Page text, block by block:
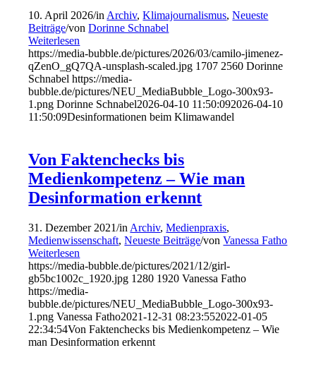
10. April 2026/in Archiv,Klimajournalismus,Neueste
Beiträge/vonDorinne Schnabel
Weiterlesen
https://media-bubble.de/pictures/2026/03/camilo-jimenez-
qZenO_gQ7QA-unsplash-scaled.jpg 1707 2560 Dorinne
Schnabel https://media-
bubble.de/pictures/NEU_MediaBubble_Logo-300x93-
1.png Dorinne Schnabel2026-04-10 11:50:092026-04-10
11:50:09Desinformationen beim Klimawandel
Von Faktenchecks bis
Medienkompetenz – Wie man
Desinformation erkennt
31. Dezember 2021/in Archiv,Medienpraxis,
Medienwissenschaft,Neueste Beiträge/vonVanessa Fatho
Weiterlesen
https://media-bubble.de/pictures/2021/12/girl-
gb5bc1002c_1920.jpg 1280 1920 Vanessa Fatho
https://media-
bubble.de/pictures/NEU_MediaBubble_Logo-300x93-
1.png Vanessa Fatho2021-12-31 08:23:552022-01-05
22:34:54Von Faktenchecks bis Medienkompetenz – Wie
man Desinformation erkennt